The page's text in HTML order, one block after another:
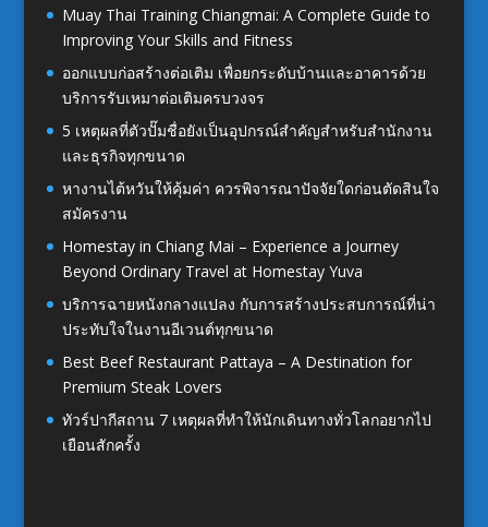
Muay Thai Training Chiangmai: A Complete Guide to
Improving Your Skills and Fitness
ออกแบบก่อสร้างต่อเติม เพื่อยกระดับบ้านและอาคารด้วย
บริการรับเหมาต่อเติมครบวงจร
5 เหตุผลที่ตัวปั๊มชื่อยังเป็นอุปกรณ์สำคัญสำหรับสำนักงาน
และธุรกิจทุกขนาด
หางานไต้หวันให้คุ้มค่า ควรพิจารณาปัจจัยใดก่อนตัดสินใจ
สมัครงาน
Homestay in Chiang Mai – Experience a Journey
Beyond Ordinary Travel at Homestay Yuva
บริการฉายหนังกลางแปลง กับการสร้างประสบการณ์ที่น่า
ประทับใจในงานอีเวนต์ทุกขนาด
Best Beef Restaurant Pattaya – A Destination for
Premium Steak Lovers
ทัวร์ปากีสถาน 7 เหตุผลที่ทำให้นักเดินทางทั่วโลกอยากไป
เยือนสักครั้ง